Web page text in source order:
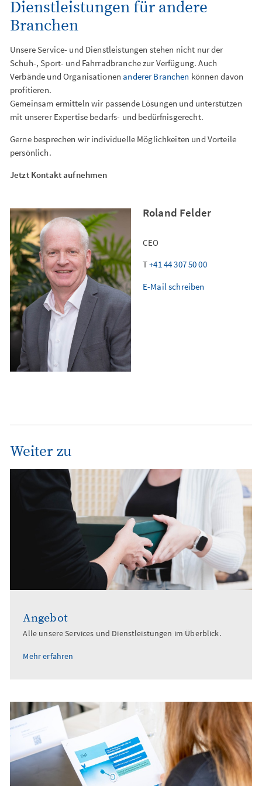
Digital Signage
Dienstleistungen für andere
Branchen
Unsere Service- und Dienstleistungen stehen nicht nur der
Schuh-, Sport- und Fahrradbranche zur Verfügung. Auch
Verbände und Organisationen anderer Branchen können davon
profitieren.
Gemeinsam ermitteln wir passende Lösungen und unterstützen
mit unserer Expertise bedarfs- und bedürfnisgerecht.
Gerne besprechen wir individuelle Möglichkeiten und Vorteile
persönlich.
Jetzt Kontakt aufnehmen
Roland Felder
CEO
T+41 44 307 50 00
E-Mail schreiben
Weiter zu
Angebot
Alle unsere Services und Dienstleistungen im Überblick.
Mehr erfahren